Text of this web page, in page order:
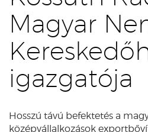
Magyar
igazgatója
Hosszú távú befektetés a
középvállalkozások